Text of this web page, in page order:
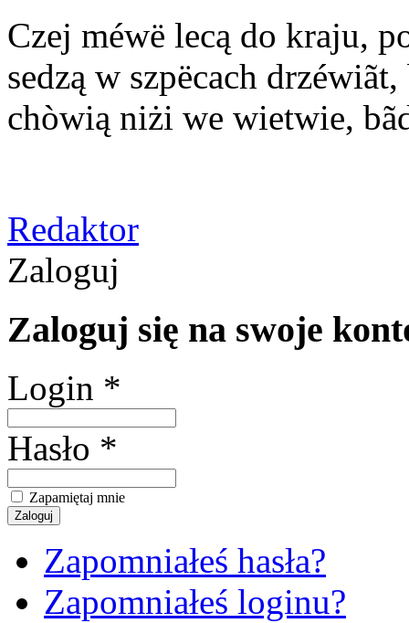
Czej méwë lecą do kraju,
sedzą w szpëcach
chòwią niżi we wietwie,
Redaktor
Zaloguj
Zaloguj się na swoje
Login *
Hasło *
Zapamiętaj mnie
Zapomniałeś hasła?
Zapomniałeś loginu?